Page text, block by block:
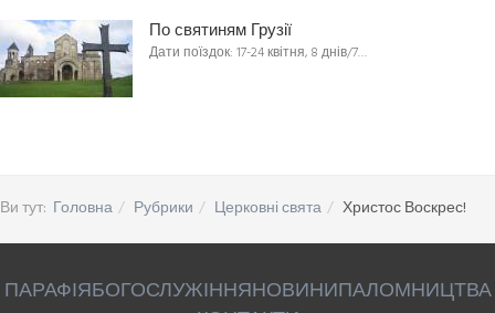
По святиням Грузії
Дати поїздок: 17-24 квітня, 8 днів/7…
Ви тут: Головна Рубрики Церковні свята Христос Воскрес!
ПАРАФІЯБОГОСЛУЖІННЯНОВИНИПАЛОМНИЦТВА